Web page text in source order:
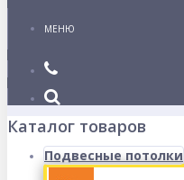
МЕНЮ
Каталог товаров
Подвесные потолки